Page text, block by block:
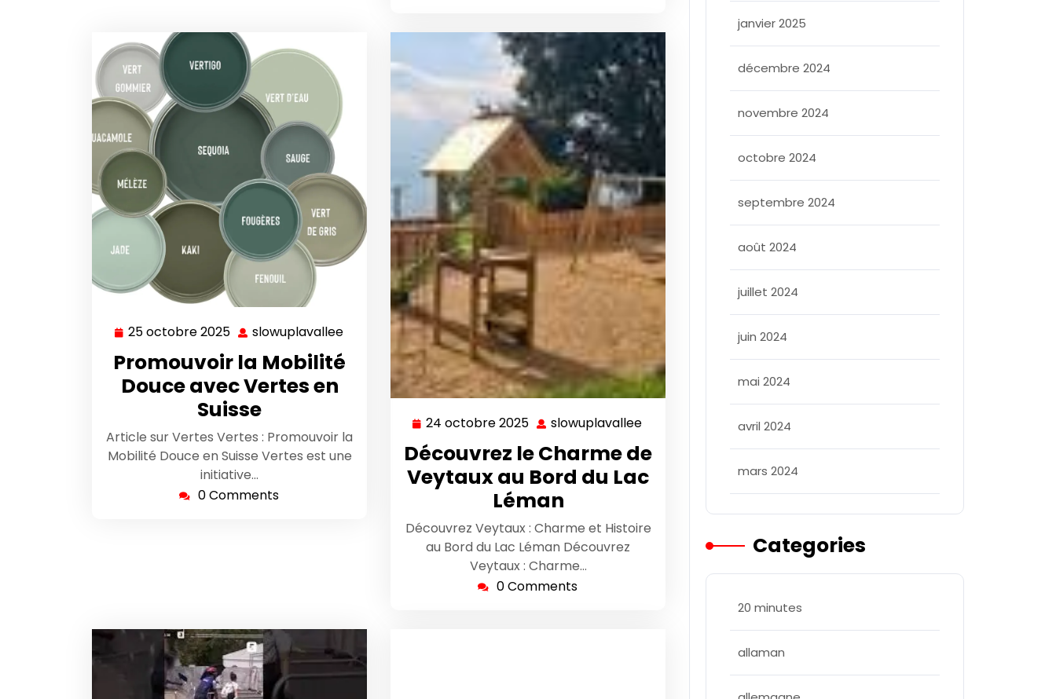
25 octobre 2025 25
octobre
2025
slowuplavallee slowuplavallee
Promouvoir la Mobilité
Douce avec Vertes en
Suisse
Article sur Vertes Vertes : Promouvoir la
Mobilité Douce en Suisse Vertes est une
initiative…
0 Comments
24 octobre 2025 24
octobre
2025
slowuplavallee
Découvrez le Charme de
Veytaux au Bord du Lac
Léman
Découvrez Veytaux : Charme et Histoire
au Bord du Lac Léman Découvrez
Veytaux : Charme…
0 Comments
janvier 2025
décembre 2024
novembre 2024
octobre 2024
septembre 2024
août 2024
juillet 2024
juin 2024
mai 2024
avril 2024
mars 2024
Categories
20 minutes
allaman